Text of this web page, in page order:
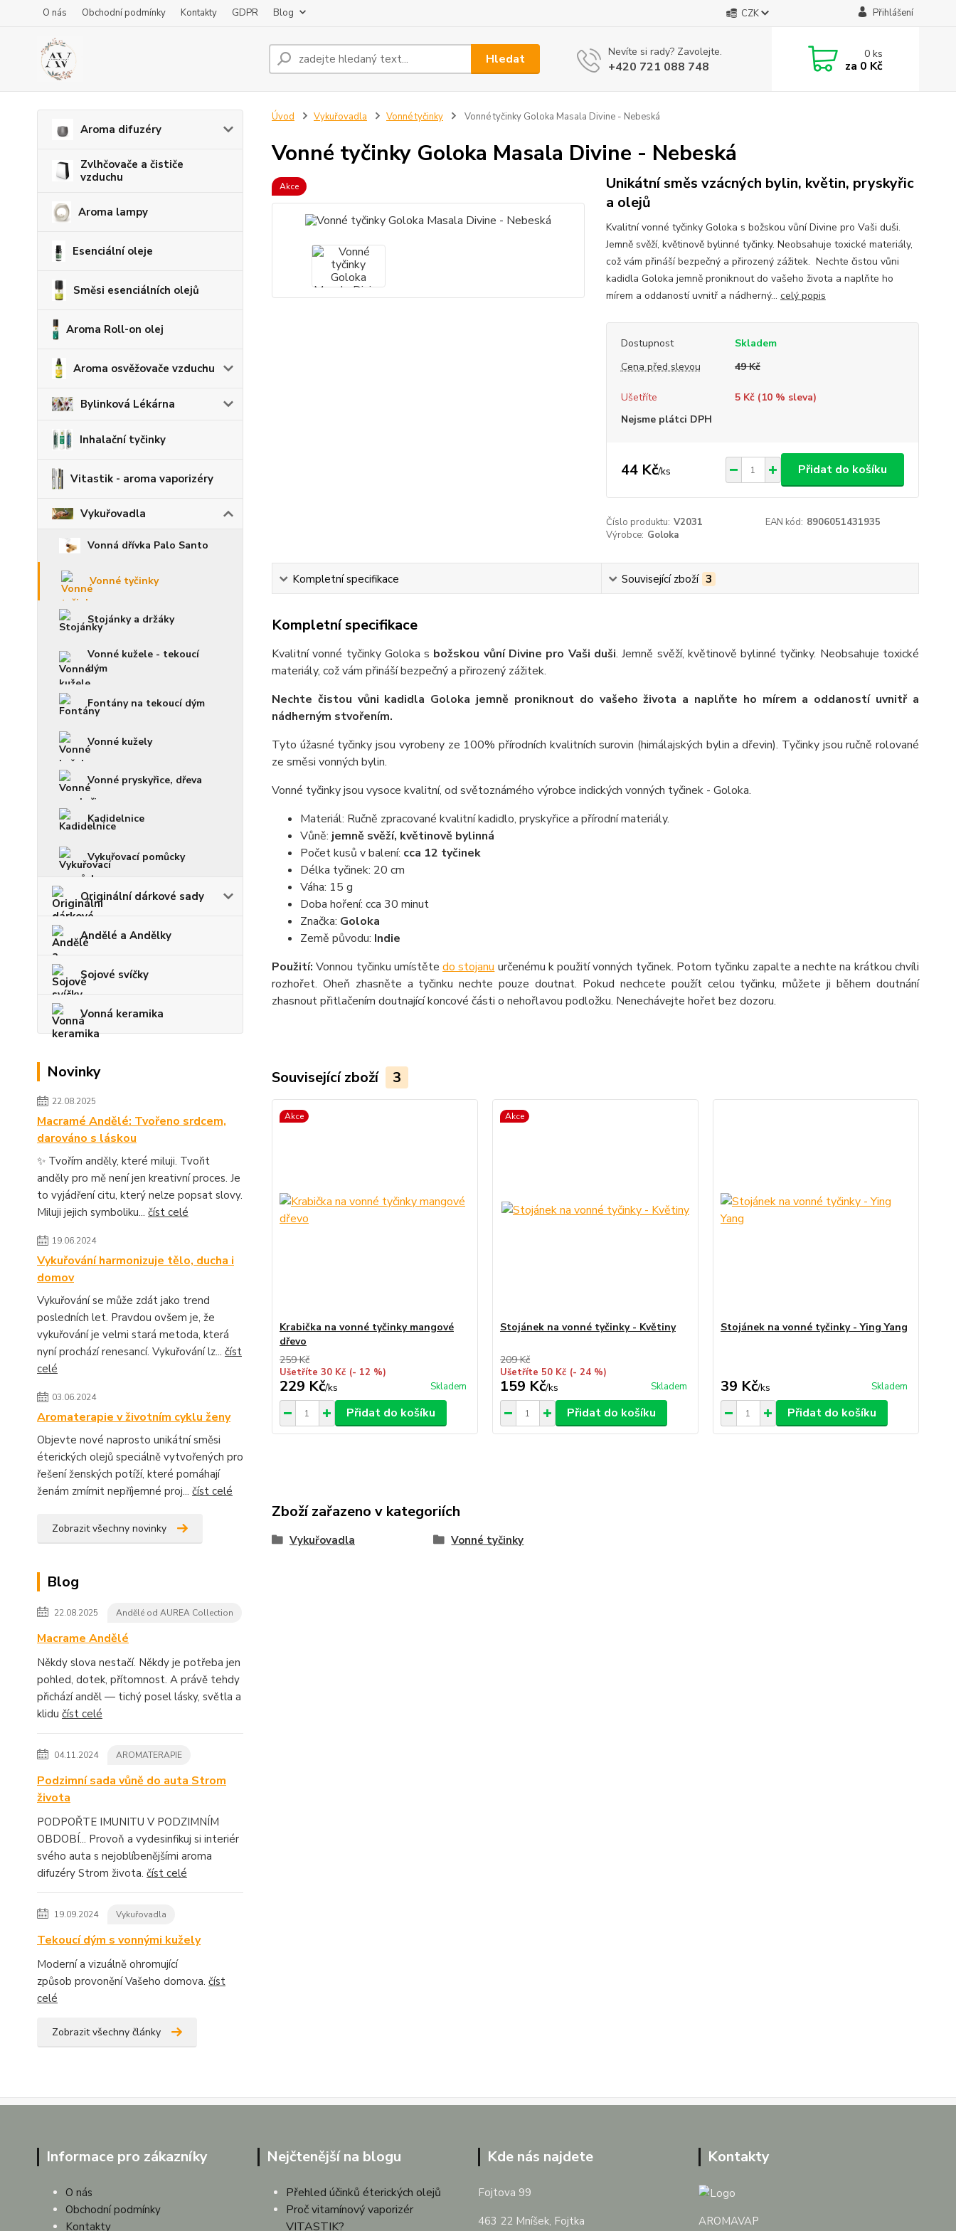
O nás Obchodní podmínky Kontakty GDPR Blog CZK Přihlášení
Hledat Nevíte si rady? Zavolejte.
+420 721 088 748
0ks
za 0 Kč
Aroma difuzéry
Zvlhčovače a čističe
vzduchu
Aroma lampy
Esenciální oleje
Směsi esenciálních olejů
Aroma Roll-on olej
Aroma osvěžovače vzduchu
Bylinková Lékárna
Inhalační tyčinky
Vitastik - aroma vaporizéry
Vykuřovadla
Vonná dřívka Palo Santo
Vonné tyčinky
Stojánky a držáky
Vonné kužele - tekoucí
dým
Fontány na tekoucí dým
Vonné kužely
Vonné pryskyřice, dřeva
Kadidelnice
Vykuřovací pomůcky
Originální dárkové sady
Andělé a Andělky
Sojové svíčky
Vonná keramika
Novinky
22.08.2025
Macramé Andělé: Tvořeno srdcem,
darováno s láskou
✨ Tvořím anděly, které miluji. Tvořit
anděly pro mě není jen kreativní proces. Je
to vyjádření citu, který nelze popsat slovy.
Miluji jejich symboliku... číst celé
19.06.2024
Vykuřování harmonizuje tělo, ducha i
domov
Vykuřování se může zdát jako trend
posledních let. Pravdou ovšem je, že
vykuřování je velmi stará metoda, která
nyní prochází renesancí. Vykuřování lz... číst
celé
03.06.2024
Aromaterapie v životním cyklu ženy
Objevte nové naprosto unikátní směsi
éterických olejů speciálně vytvořených pro
řešení ženských potíží, které pomáhají
ženám zmírnit nepříjemné proj... číst celé
Zobrazit všechny novinky
Blog
22.08.2025 Andělé od AUREA Collection
Macrame Andělé
Někdy slova nestačí. Někdy je potřeba jen
pohled, dotek, přítomnost. A právě tehdy
přichází anděl — tichý posel lásky, světla a
klidu číst celé
04.11.2024 AROMATERAPIE
Podzimní sada vůně do auta Strom
života
PODPOŘTE IMUNITU V PODZIMNÍM
OBDOBÍ... Provoň a vydesinfikuj si interiér
svého auta s nejoblíbenějšími aroma
difuzéry Strom života. číst celé
19.09.2024 Vykuřovadla
Tekoucí dým s vonnými kužely
Moderní a vizuálně ohromující
způsob provonění Vašeho domova. číst
celé
Zobrazit všechny články
Úvod Vykuřovadla Vonné tyčinky Vonné tyčinky Goloka Masala Divine - Nebeská
Vonné tyčinky Goloka Masala Divine - Nebeská
Akce
Unikátní směs vzácných bylin, květin, pryskyřic
a olejů
Kvalitní vonné tyčinky Goloka s božskou vůní Divine pro Vaši duši.
Jemně svěží, květinově bylinné tyčinky. Neobsahuje toxické materiály,
což vám přináší bezpečný a přirozený zážitek. Nechte čistou vůni
kadidla Goloka jemně proniknout do vašeho života a naplňte ho
mírem a oddaností uvnitř a nádherný... celý popis
Dostupnost
Skladem
Cena před slevou
49 Kč
Ušetříte 5 Kč (10% sleva)
Nejsme plátci DPH
44 Kč/ks Přidat do košíku
Číslo produktu: V2031 EAN kód: 8906051431935
Výrobce: Goloka
Kompletní specifikace Související zboží 3
Kompletní specifikace
Kvalitní vonné tyčinky Goloka s božskou vůní Divine pro Vaši duši. Jemně svěží, květinově bylinné tyčinky. Neobsahuje toxické
materiály, což vám přináší bezpečný a přirozený zážitek.
Nechte čistou vůni kadidla Goloka jemně proniknout do vašeho života a naplňte ho mírem a oddaností uvnitř a
nádherným stvořením.
Tyto úžasné tyčinky jsou vyrobeny ze 100% přírodních kvalitních surovin (himálajských bylin a dřevin). Tyčinky jsou ručně rolované
ze směsi vonných bylin.
Vonné tyčinky jsou vysoce kvalitní, od světoznámého výrobce indických vonných tyčinek - Goloka.
Materiál: Ručně zpracované kvalitní kadidlo, pryskyřice a přírodní materiály.
Vůně: jemně svěží, květinově bylinná
Počet kusů v balení: cca 12 tyčinek
Délka tyčinek: 20 cm
Váha: 15 g
Doba hoření: cca 30 minut
Značka: Goloka
Země původu: Indie
Použití:Vonnou tyčinku umístětedo stojanu určenému k použití vonných tyčinek. Potom tyčinku zapalte a nechte na krátkou chvíli
rozhořet. Oheň zhasněte a tyčinku nechte pouze doutnat. Pokud nechcete použít celou tyčinku, můžete ji během doutnání
zhasnout přitlačením doutnající koncové části o nehořlavou podložku. Nenechávejte hořet bez dozoru.
Související zboží 3
Akce
Krabička na vonné tyčinky mangové
dřevo
259 Kč
Ušetříte 30 Kč (- 12 %)
229 Kč/ks Skladem
Přidat do košíku
Akce
Stojánek na vonné tyčinky - Květiny
209 Kč
Ušetříte 50 Kč (- 24 %)
159 Kč/ks Skladem
Přidat do košíku
Stojánek na vonné tyčinky - Ying Yang
39 Kč/ks Skladem
Přidat do košíku
Zboží zařazeno v kategoriích
Vykuřovadla Vonné tyčinky
Informace pro zákazníky
O nás
Obchodní podmínky
Kontakty
Nejčtenější na blogu
Přehled účinků éterických olejů
Proč vitamínový vaporizér
VITASTIK?
Kde nás najdete
Fojtova 99
463 22 Mníšek, Fojtka
Kontakty
AROMAVAP